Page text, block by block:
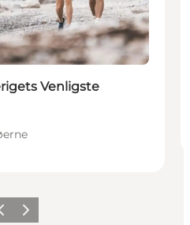
Venligste
Næste